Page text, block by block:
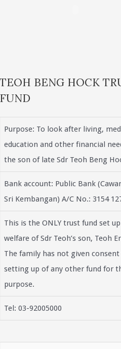
TEOH BENG HOCK
FUND
Purpose: To look after living,
education and other financial
the son of late Sdr Teoh Beng
Bank account: Public Bank
Sri Kembangan) A/C No.: 3154
This is the ONLY trust fund set
welfare of Sdr Teoh’s son, Teoh Er
The family has not given
setting up of any other fund for
purpose.
Tel: 03-92005000